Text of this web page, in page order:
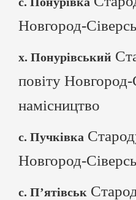
Новгород-
х. Понурівський
повіту Новгород-
намісництво
с. Пучківка
Новгород-
с. П’ятівськ